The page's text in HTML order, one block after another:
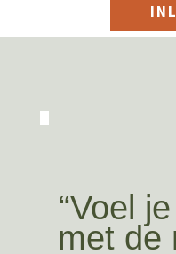
“Voel
met de